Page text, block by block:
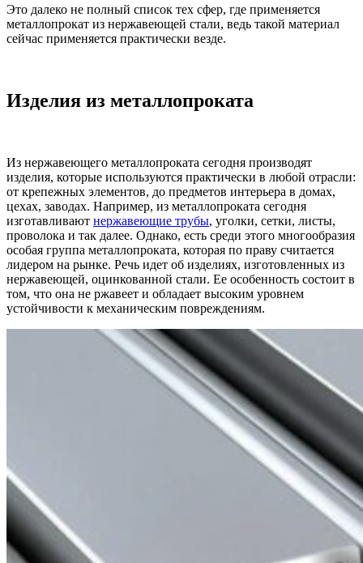
Это далеко не полный список тех сфер, где применяется
металлопрокат из нержавеющей стали, ведь такой материал
сейчас применяется практически везде.
Изделия из металлопроката
Из нержавеющего металлопроката сегодня производят
изделия, которые используются практически в любой отрасли:
от крепежных элементов, до предметов интерьера в домах,
цехах, заводах. Например, из металлопроката сегодня
изготавливают нержавеющие трубы, уголки, сетки, листы,
проволока и так далее. Однако, есть среди этого многообразия
особая группа металлопроката, которая по праву считается
лидером на рынке. Речь идет об изделиях, изготовленных из
нержавеющей, оцинкованной стали. Ее особенность состоит в
том, что она не ржавеет и обладает высоким уровнем
устойчивости к механическим повреждениям.